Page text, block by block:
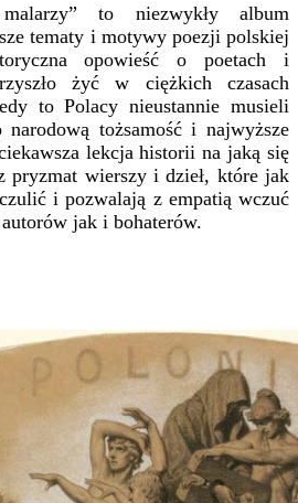
to niezwykły album
tematy i motywy poezji polskiej
opowieść o poetach i
żyć w ciężkich czasach
to Polacy nieustannie musieli
tożsamość i najwyższe
lekcja historii na jaką się
pryzmat wierszy i dzieł, które jak
i pozwalają z empatią wczuć
jak i bohaterów.